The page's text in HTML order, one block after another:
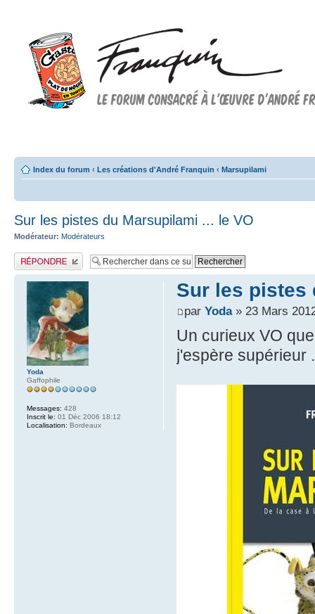
Index du forum ‹ Les créations d'André Franquin ‹ Marsupilami
Sur les pistes du Marsupilami ... le VO
Modérateur: Modérateurs
Publier une réponse
Sur les pistes
par Yoda» 23 Mars
Un curieux VO
j'espère supérieur
Yoda
Gaffophile
Messages: 428
Inscrit le: 01 Déc 2006 18:12
Localisation: Bordeaux